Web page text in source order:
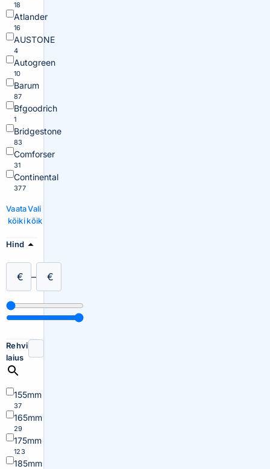
18
Atlander
16
AUSTONE
4
Autogreen
10
Barum
87
Bfgoodrich
1
Bridgestone
83
Comforser
31
Continental
377
Vaata
kõiki
Vali
kõik
Hind
€ – €
Rehvi
laius
155mm
37
165mm
29
175mm
123
185mm